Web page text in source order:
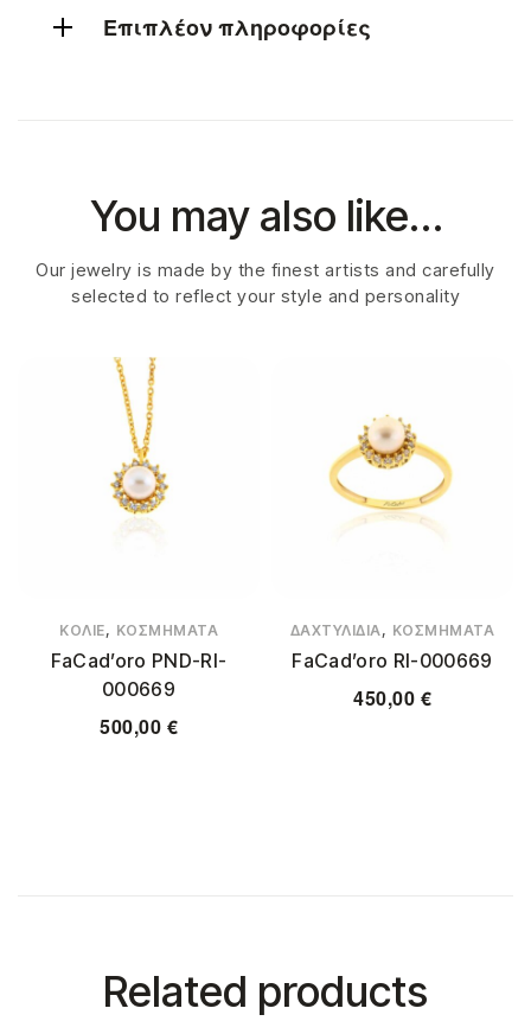
Επιπλέον πληροφορίες
You may also like…
Our jewelry is made by the finest artists and carefully
selected to reflect your style and personality
ΚΟΛΙΈ, ΚΟΣΜΉΜΑΤΑ
FaCad’oro ΡΝD-RI-
000669
500,00 €
ΔΑΧΤΥΛΊΔΙΑ, ΚΟΣΜΉΜΑΤΑ
FaCad’oro RΙ-000669
450,00 €
Related products